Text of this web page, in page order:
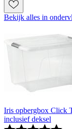
Bekijk alles in
Iris opbergbox Click
inclusief deksel